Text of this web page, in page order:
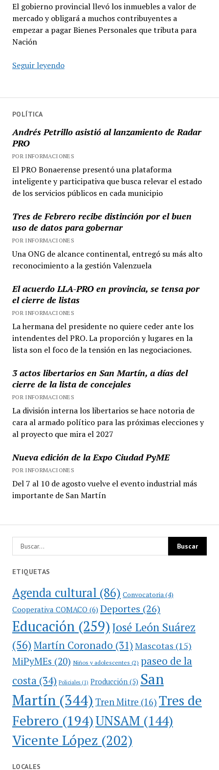
POLÍTICA
Andrés Petrillo asistió al lanzamiento de Radar
PRO
POR INFORMACIONES
El PRO Bonaerense presentó una plataforma
inteligente y participativa que busca relevar el estado
de los servicios públicos en cada municipio
Tres de Febrero recibe distinción por el buen
uso de datos para gobernar
POR INFORMACIONES
Una ONG de alcance continental, entregó su más alto
reconocimiento a la gestión Valenzuela
El acuerdo LLA-PRO en provincia, se tensa por
el cierre de listas
POR INFORMACIONES
La hermana del presidente no quiere ceder ante los
intendentes del PRO. La proporción y lugares en la
lista son el foco de la tensión en las negociaciones.
3 actos libertarios en San Martín, a días del
cierre de la lista de concejales
POR INFORMACIONES
La división interna los libertarios se hace notoria de
cara al armado político para las próximas elecciones y
al proyecto que mira el 2027
Nueva edición de la Expo Ciudad PyME
POR INFORMACIONES
Del 7 al 10 de agosto vuelve el evento industrial más
importante de San Martín
El gobierno provincial llevó los inmuebles a valor de
mercado y obligará a muchos contribuyentes a
empezar a pagar Bienes Personales que tributa para
Nación
Seguir leyendoDetalle
aumentos
Inmobiliario
ETIQUETAS
Agenda cultural (86) Convocatoria (4)
Cooperativa COMACO(6) Deportes (26)
Educación(259)José León Suárez
(56)Martín Coronado (31) Mascotas (15)
MiPyMEs (20) Niños y adolescentes (2) paseo de la
costa(34) Policiales(1) Producción(5) San
Martín(344) Tren Mitre (16) Tres de
Febrero (194)UNSAM (144)
Vicente López (202)
LOCALES